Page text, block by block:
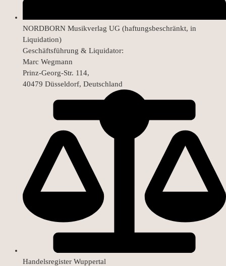
NORDBORN Musikverlag UG (haftungsbeschränkt, in
Liquidation)
Geschäftsführung & Liquidator:
Marc Wegmann
Prinz-Georg-Str. 114,
40479 Düsseldorf, Deutschland
Handelsregister Wuppertal